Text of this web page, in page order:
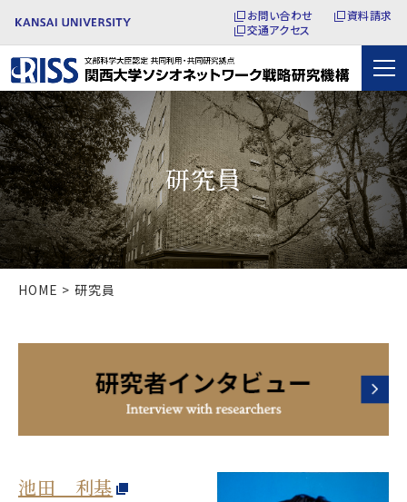
お問い合わせ
資料請求
交通アクセス
研究員
HOME 研究員
池田 利基